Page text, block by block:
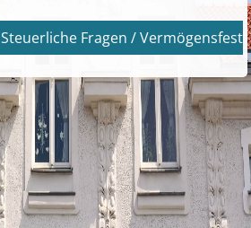
Steuerliche Fragen /